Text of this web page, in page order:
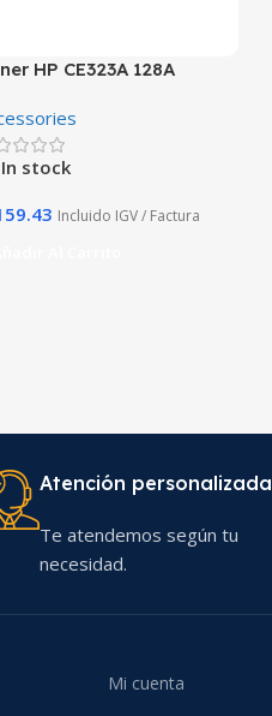
HP CE323A 128A
In stock
Incluido IGV / Factura
Atención personalizada
Te atendemos según tu
necesidad.
Mi cuenta